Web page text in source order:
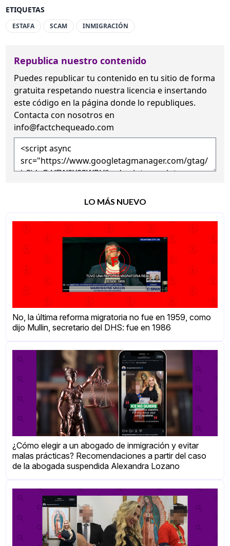
ETIQUETAS
ESTAFA SCAM INMIGRACIÓN
Republica nuestro contenido
Puedes republicar tu contenido en tu sitio de forma
gratuita respetando nuestra licencia e insertando
este código en la página donde lo republiques.
Contacta con nosotros en
info@factchequeado.com
LO MÁS NUEVO
No, la última reforma migratoria no fue en 1959, como
dijo Mullin, secretario del DHS: fue en 1986
¿Cómo elegir a un abogado de inmigración y evitar
malas prácticas? Recomendaciones a partir del caso
de la abogada suspendida Alexandra Lozano